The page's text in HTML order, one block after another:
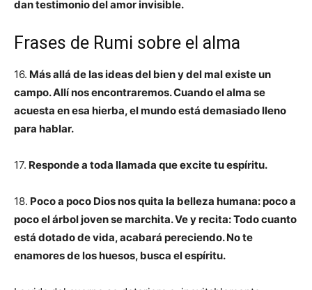
dan testimonio del amor invisible.
Frases de Rumi sobre el alma
16. Más allá de las ideas del bien y del mal existe un
campo. Allí nos encontraremos. Cuando el alma se
acuesta en esa hierba, el mundo está demasiado lleno
para hablar.
17. Responde a toda llamada que excite tu espíritu.
18. Poco a poco Dios nos quita la belleza humana: poco a
poco el árbol joven se marchita. Ve y recita: Todo cuanto
está dotado de vida, acabará pereciendo. No te
enamores de los huesos, busca el espíritu.